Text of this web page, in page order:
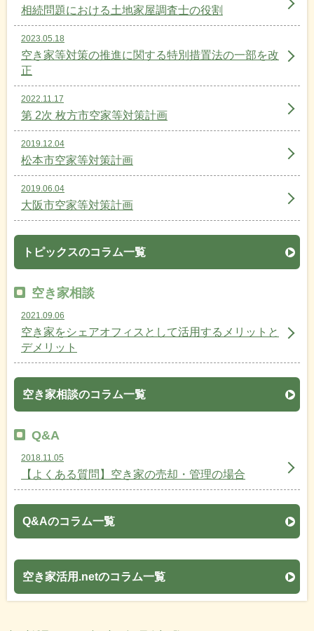
相続問題における土地家屋調査士の役割
2023.05.18
空き家等対策の推進に関する特別措置法の一部を改
正
2022.11.17
第 2次 枚方市空家等対策計画
2019.12.04
松本市空家等対策計画
2019.06.04
大阪市空家等対策計画
トピックスのコラム一覧
空き家相談
2021.09.06
空き家をシェアオフィスとして活用するメリットと
デメリット
空き家相談のコラム一覧
Q&A
2018.11.05
【よくある質問】空き家の売却・管理の場合
Q&Aのコラム一覧
空き家活用.netのコラム一覧